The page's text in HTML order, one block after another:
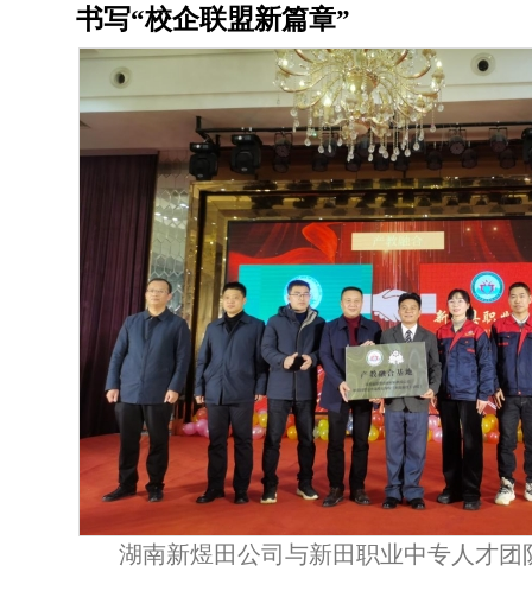
书写“校企联盟新篇章”
湖南新煜田公司与新田职业中专人才团